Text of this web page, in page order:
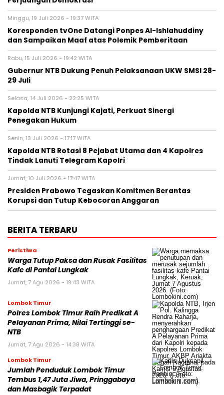
Minggu, 19 Juli 2026 - 19:37 WITA
Koresponden tvOne Datangi Ponpes Al-Ishlahuddiny
dan Sampaikan Maaf atas Polemik Pemberitaan
Rabu, 15 Juli 2026 - 19:42 WITA
Gubernur NTB Dukung Penuh Pelaksanaan UKW SMSI 28-
29 Juli
Selasa, 14 Juli 2026 - 22:25 WITA
Kapolda NTB Kunjungi Kajati, Perkuat Sinergi
Penegakan Hukum
Senin, 13 Juli 2026 - 17:17 WITA
Kapolda NTB Rotasi 8 Pejabat Utama dan 4 Kapolres
Tindak Lanuti Telegram Kapolri
Jumat, 10 Juli 2026 - 17:47 WITA
Presiden Prabowo Tegaskan Komitmen Berantas
Korupsi dan Tutup Kebocoran Anggaran
BERITA TERBARU
Peristiwa
Warga Tutup Paksa dan Rusak Fasilitas
Kafe di Pantai Lungkak
Jumat, 7 Agu 2026 - 19:43 WITA
Lombok Timur
Polres Lombok Timur Raih Predikat A
Pelayanan Prima, Nilai Tertinggi se-
NTB
Jumat, 7 Agu 2026 - 14:38 WITA
Lombok Timur
Jumlah Penduduk Lombok Timur
Tembus 1,47 Juta Jiwa, Pringgabaya
dan Masbagik Terpadat